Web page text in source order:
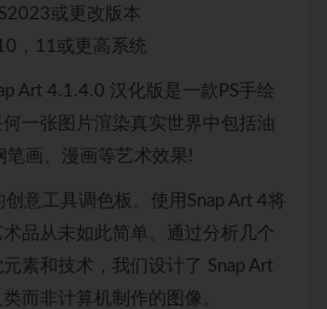
或更改版本
，11或更高系统
Art 4.1.4.0 汉化版是一款PS手绘
一张图片渲染真实世界中包括油
笔画、漫画等艺术效果!
创意工具调色板。使用Snap Art 4将
品从未如此简单。通过分析几个
素和技术，我们设计了 Snap Art
而非计算机制作的图像。